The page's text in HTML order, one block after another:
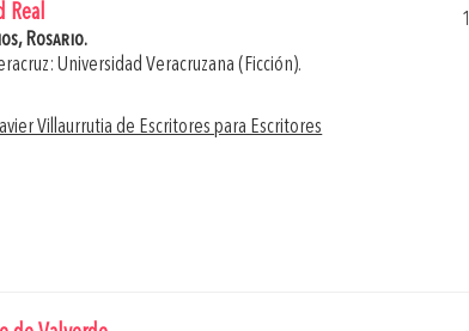
Real
Rosario.
Universidad Veracruzana (Ficción).
Villaurrutia de Escritores para Escritores